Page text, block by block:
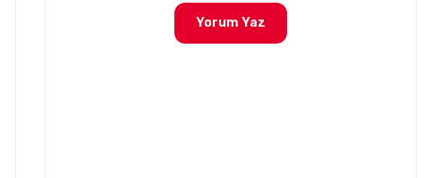
Yorum Yaz